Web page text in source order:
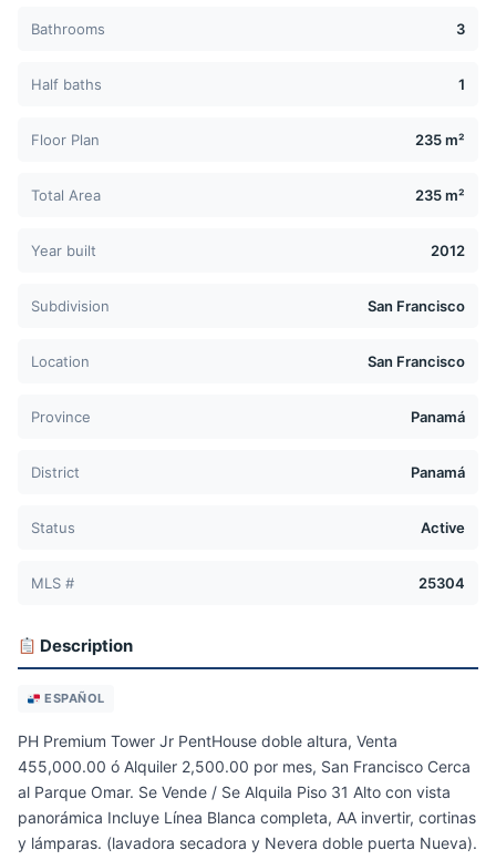
Bathrooms 3
Half baths 1
Floor Plan 235 m²
Total Area 235 m²
Year built 2012
Subdivision San Francisco
Location San Francisco
Province Panamá
District Panamá
Status Active
MLS # 25304
Description
ESPAÑOL
PH Premium Tower Jr PentHouse doble altura, Venta
455,000.00 ó Alquiler 2,500.00 por mes, San Francisco Cerca
al Parque Omar. Se Vende / Se Alquila Piso 31 Alto con vista
panorámica Incluye Línea Blanca completa, AA invertir, cortinas
y lámparas. (lavadora secadora y Nevera doble puerta Nueva).